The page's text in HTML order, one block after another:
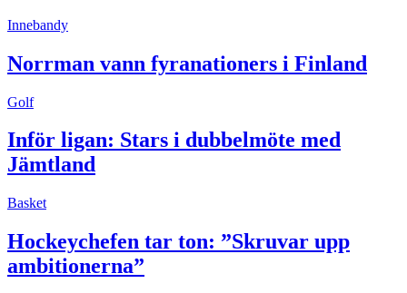
Innebandy
Norrman vann fyranationers i Finland
Golf
Inför ligan: Stars i dubbelmöte med
Jämtland
Basket
Hockeychefen tar ton: ”Skruvar upp
ambitionerna”